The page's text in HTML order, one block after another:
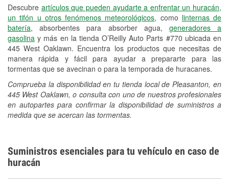
Descubre artículos que pueden ayudarte a enfrentar un huracán,
un tifón u otros fenómenos meteorológicos, como linternas de
batería, absorbentes para absorber agua, generadores a
gasolina y más en la tienda O’Reilly Auto Parts #770 ubicada en
445 West Oaklawn. Encuentra los productos que necesitas de
manera rápida y fácil para ayudar a prepararte para las
tormentas que se avecinan o para la temporada de huracanes.
Comprueba la disponibilidad en tu tienda local de Pleasanton, en
445 West Oaklawn, o consulta con uno de nuestros profesionales
en autopartes para confirmar la disponibilidad de suministros a
medida que se acercan las tormentas.
Idiomas adicionales
Japonés, Español
Suministros esenciales para tu vehículo en caso de
huracán